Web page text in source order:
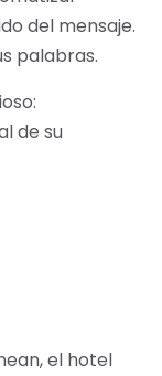
del mensaje.
palabras.
de su
el hotel